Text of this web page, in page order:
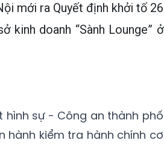
mới ra Quyết định khởi tố 26
kinh doanh “Sành Lounge” ở
hình sự - Công an thành phố
hành kiểm tra hành chính cơ